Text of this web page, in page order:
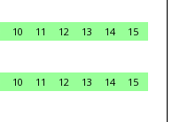
10 11 12 13 14
15
10 11 12 13 14
15